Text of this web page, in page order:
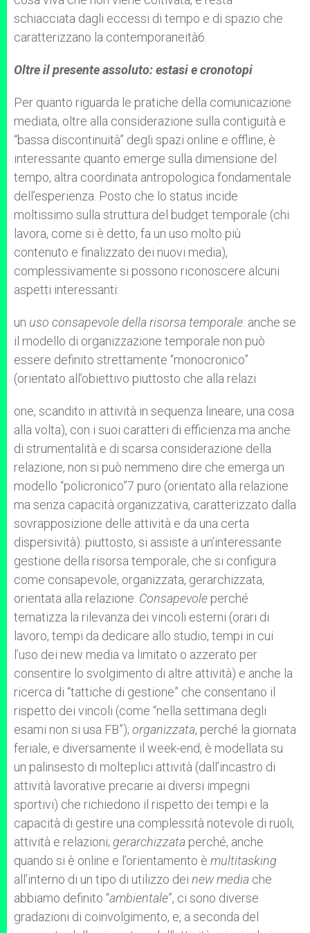
schiacciata dagli eccessi di tempo e di spazio che
caratterizzano la contemporaneità6.
Oltre il presente assoluto: estasi e cronotopi
Per quanto riguarda le pratiche della comunicazione
mediata, oltre alla considerazione sulla contiguità e
“bassa discontinuità” degli spazi online e offline, è
interessante quanto emerge sulla dimensione del
tempo, altra coordinata antropologica fondamentale
dell’esperienza. Posto che lo status incide
moltissimo sulla struttura del budget temporale (chi
lavora, come si è detto, fa un uso molto più
contenuto e finalizzato dei nuovi media),
complessivamente si possono riconoscere alcuni
aspetti interessanti:
un uso consapevole della risorsa temporale: anche se
il modello di organizzazione temporale non può
essere definito strettamente “monocronico”
(orientato all’obiettivo piuttosto che alla relazi
one, scandito in attività in sequenza lineare, una cosa
alla volta), con i suoi caratteri di efficienza ma anche
di strumentalità e di scarsa considerazione della
relazione, non si può nemmeno dire che emerga un
modello “policronico”7 puro (orientato alla relazione
ma senza capacità organizzativa, caratterizzato dalla
sovrapposizione delle attività e da una certa
dispersività): piuttosto, si assiste a un’interessante
gestione della risorsa temporale, che si configura
come consapevole, organizzata, gerarchizzata,
orientata alla relazione. Consapevole perché
tematizza la rilevanza dei vincoli esterni (orari di
lavoro, tempi da dedicare allo studio, tempi in cui
l’uso dei new media va limitato o azzerato per
consentire lo svolgimento di altre attività) e anche la
ricerca di “tattiche di gestione” che consentano il
rispetto dei vincoli (come “nella settimana degli
esami non si usa FB”); organizzata, perché la giornata
feriale, e diversamente il week-end, è modellata su
un palinsesto di molteplici attività (dall’incastro di
attività lavorative precarie ai diversi impegni
sportivi) che richiedono il rispetto dei tempi e la
capacità di gestire una complessità notevole di ruoli,
attività e relazioni; gerarchizzata perché, anche
quando si è online e l’orientamento è multitasking
all’interno di un tipo di utilizzo dei new media che
abbiamo definito “ambientale”, ci sono diverse
gradazioni di coinvolgimento, e, a seconda del